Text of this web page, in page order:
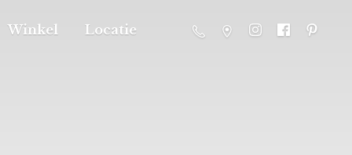
Winkel Locatie